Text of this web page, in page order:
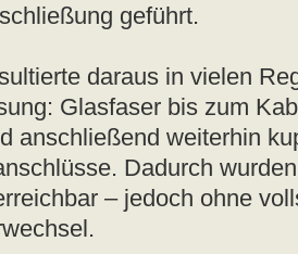
geführt.
daraus in vielen
Glasfaser bis zum
anschließend weiterhin
Dadurch
– jedoch ohne